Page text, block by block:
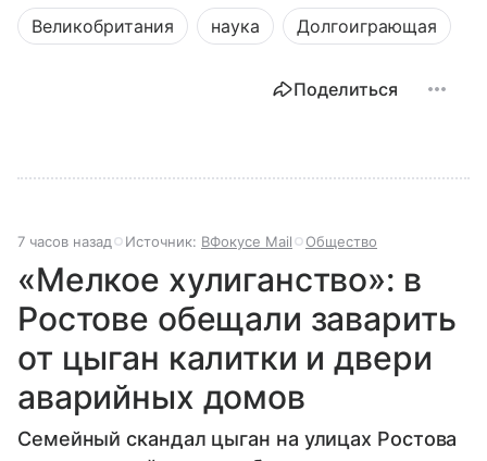
Великобритания наука Долгоиграющая
Поделиться
7 часов назад Источник: ВФокусе Mail Общество
«Мелкое хулиганство»: в
Ростове обещали заварить
от цыган калитки и двери
аварийных домов
Семейный скандал цыган на улицах Ростова